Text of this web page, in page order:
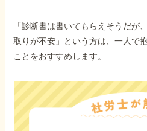
「診断書は書いてもらえそうだが
取りが不安」という方は、一人で
ことをおすすめします。